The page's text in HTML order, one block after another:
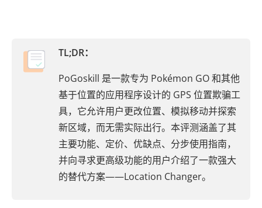
TL;DR：
PoGoskill 是一款专为 Pokémon GO 和其他
基于位置的应用程序设计的 GPS 位置欺骗工
具，它允许用户更改位置、模拟移动并探索
新区域，而无需实际出行。本评测涵盖了其
主要功能、定价、优缺点、分步使用指南，
并向寻求更高级功能的用户介绍了一款强大
的替代方案——Location Changer。